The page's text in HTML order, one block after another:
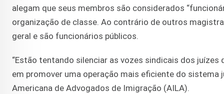
alegam que seus membros são considerados
organização de classe. Ao contrário de outros
geral e são funcionários públicos.
“Estão tentando silenciar as vozes sindicais dos
em promover uma operação mais eficiente do sistema
Americana de Advogados de Imigração (AILA).